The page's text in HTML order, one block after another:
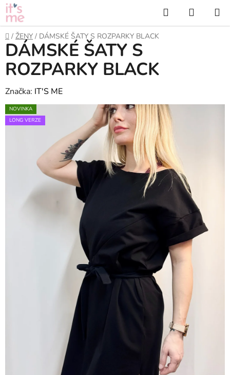
Přejít
na
obsah
Hledat
KOŠÍK
Domů
/ ŽENY / DÁMSKÉ ŠATY S ROZPARKY BLACK
DÁMSKÉ ŠATY S
ROZPARKY BLACK
Značka: IT'S ME
NOVINKA
LONG VERZE